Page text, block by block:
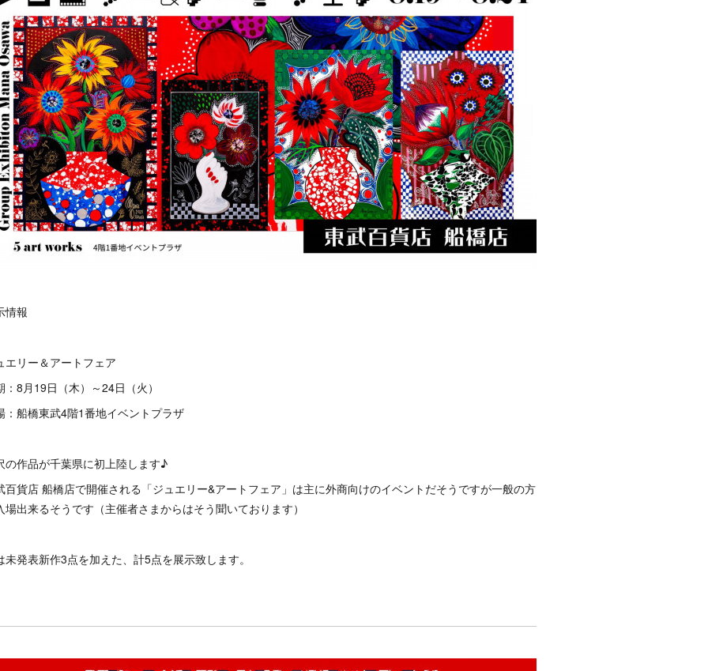
情報
エリー＆アートフェア
：8月19日（木）～24日（火）
：船橋東武4階1番地イベントプラザ
の作品が千葉県に初上陸します♪
百貨店 船橋店で開催される「ジュエリー&アートフェア」は主に外商向けのイベントだそうですが一般の方
場出来るそうです（主催者さまからはそう聞いております）
未発表新作3点を加えた、計5点を展示致します。